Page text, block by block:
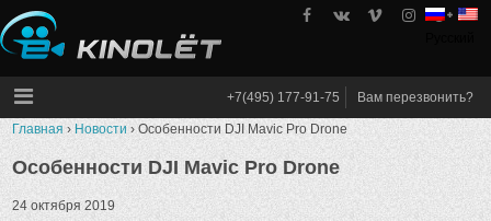
Skip
to
content
kinolet
+7(495) 177-91-75 Вам перезвонить?
Главная › Новости› Особенности DJI Mavic Pro Drone
Особенности DJI Mavic Pro Drone
24 октября 2019